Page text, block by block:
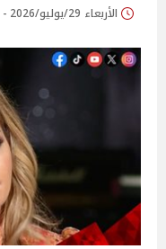
الأربعاء 29/يوليو/2026 - 10:22 م